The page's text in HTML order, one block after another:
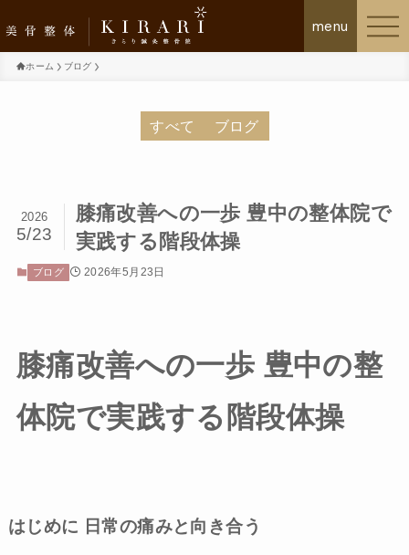
美骨整体KIRARIについて
お客様の声
初回体験について
よくあるご質問
求人情報
保育利用について
ホーム ブログ
すべて ブログ
膝痛改善への一歩 豊中の整体院で
実践する階段体操
2026
5/23
ブログ 2026年5月23日
膝痛改善への一歩 豊中の整
体院で実践する階段体操
はじめに 日常の痛みと向き合う